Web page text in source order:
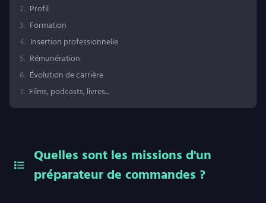
2. Profil
3. Formation
4. Insertion professionnelle
5. Rémunération
6. Évolution de carrière
7. Films, podcasts, livres...
Quelles sont les missions d'un
préparateur de commandes ?